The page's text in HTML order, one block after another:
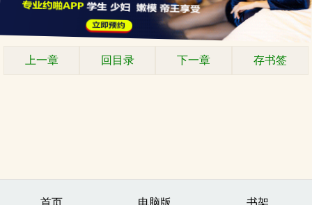
上一章 回目录 下一章 存书签
首页 电脑版 书架